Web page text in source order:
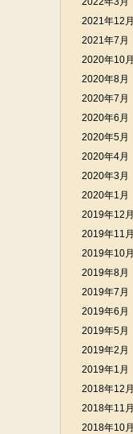
2021年12月
2021年7月
2020年10月
2020年8月
2020年7月
2020年6月
2020年5月
2020年4月
2020年3月
2020年1月
2019年12月
2019年11月
2019年10月
2019年8月
2019年7月
2019年6月
2019年5月
2019年2月
2019年1月
2018年12月
2018年11月
2018年10月